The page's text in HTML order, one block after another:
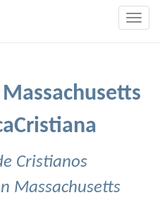
Cristianos
Massachusetts